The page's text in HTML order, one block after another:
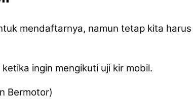
mendaftarnya, namun tetap kita
ingin mengikuti uji kir mobil.
Bermotor)